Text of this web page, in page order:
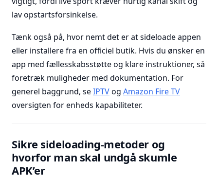
lav opstartsforsinkelse.
Tænk også på, hvor nemt det er at sideloade appen
eller installere fra en officiel butik. Hvis du ønsker en
app med fællesskabsstøtte og klare instruktioner, så
foretræk muligheder med dokumentation. For
generel baggrund, seIPTVog Amazon Fire TV
oversigten for enheds kapabiliteter.
Sikre sideloading-metoder og
hvorfor man skal undgå skumle
APK’er